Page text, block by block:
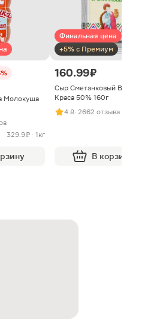
Молокуша
329.9 ₽ · 1кг
Финальная цена
+5% с Премиум
160.99 ₽
Сыр Сметанковый Варвара
Краса 50% 160г
4.8· 2662 отзыва
В корзину